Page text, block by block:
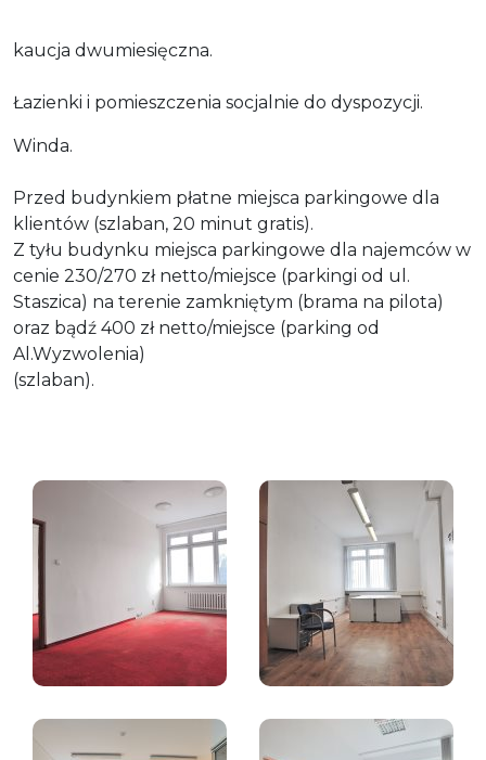
kaucja dwumiesięczna.
Łazienki i pomieszczenia socjalnie do dyspozycji.
Winda.
Przed budynkiem płatne miejsca parkingowe dla
klientów (szlaban, 20 minut gratis).
Z tyłu budynku miejsca parkingowe dla najemców w
cenie 230/270 zł netto/miejsce (parkingi od ul.
Staszica) na terenie zamkniętym (brama na pilota)
oraz bądź 400 zł netto/miejsce (parking od
Al.Wyzwolenia)
(szlaban).